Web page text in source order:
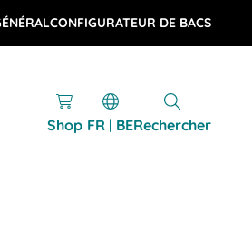
CONFIGURATEUR DE BACS
Shop FR | BERechercher